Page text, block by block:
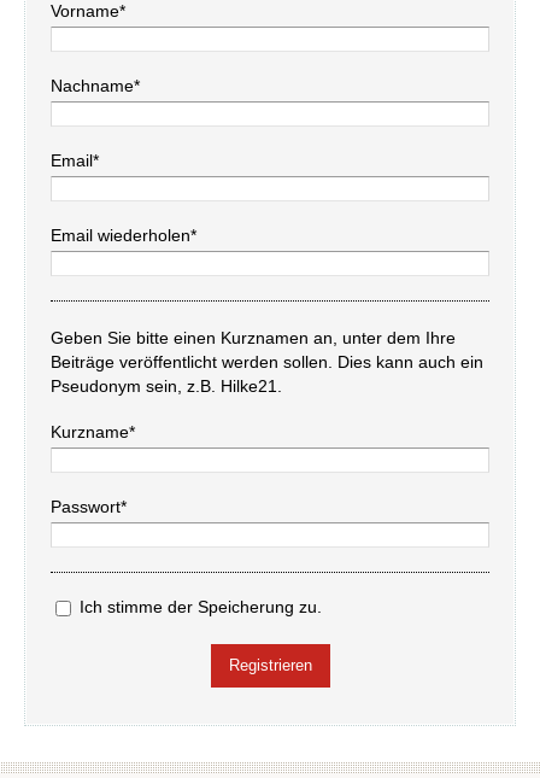
Vorname*
Nachname*
Email*
Email wiederholen*
Geben Sie bitte einen Kurznamen an, unter dem Ihre
Beiträge veröffentlicht werden sollen. Dies kann auch ein
Pseudonym sein, z.B. Hilke21.
Kurzname*
Passwort*
Ich stimme der Speicherung zu.